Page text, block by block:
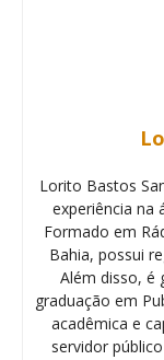
Lorito Bastos
experiência na
Formado em
Bahia, possui
Além disso, é
graduação em
acadêmica e
servidor